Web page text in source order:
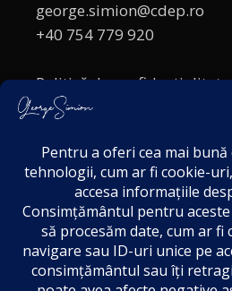
george.simion@cdep.ro
+40 754 779 920
Politică de confidențialitate
Politica cookies
Acordul de markting
Disclaimer